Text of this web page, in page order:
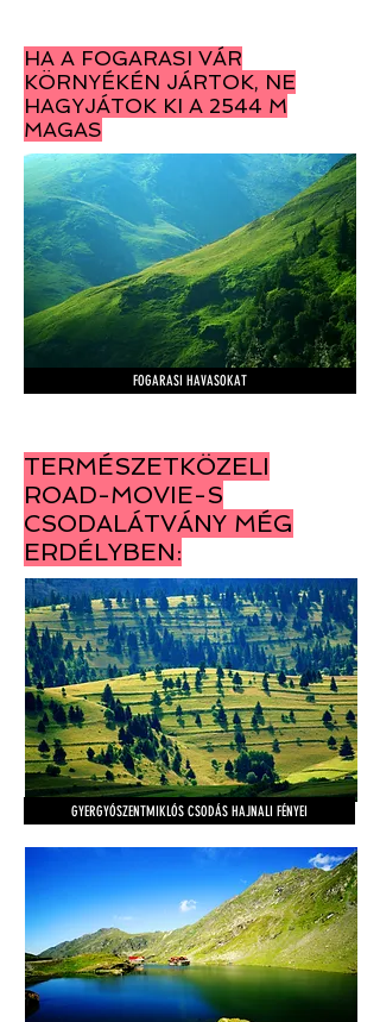
HA A FOGARASI VÁR
KÖRNYÉKÉN JÁRTOK, NE
HAGYJÁTOK KI A 2544 M
MAGAS
FOGARASI HAVASOKAT
TERMÉSZETKÖZELI
ROAD-MOVIE-S
CSODALÁTVÁNY MÉG
ERDÉLYBEN:
GYERGYÓSZENTMIKLÓS CSODÁS HAJNALI FÉNYEI